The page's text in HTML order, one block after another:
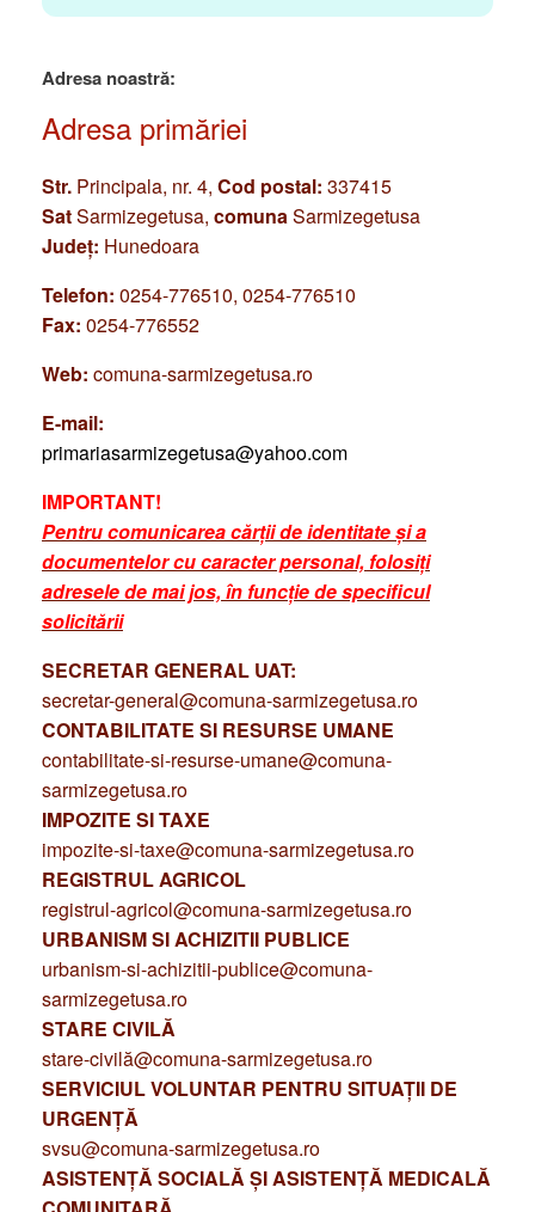
Adresa noastră:
Adresa primăriei
Str. Principala, nr. 4, Cod postal: 337415
SatSarmizegetusa, comunaSarmizegetusa
Județ: Hunedoara
Telefon: 0254-776510, 0254-776510
Fax: 0254-776552
Web: comuna-sarmizegetusa.ro
E-mail:
primariasarmizegetusa@yahoo.com
IMPORTANT!
Pentru comunicarea cărții de identitate și a
documentelor cu caracter personal, folosiți
adresele de mai jos, în funcție de specificul
solicitării
SECRETAR GENERAL UAT:
secretar-general@comuna-sarmizegetusa.ro
CONTABILITATE SI RESURSE UMANE
contabilitate-si-resurse-umane@comuna-
sarmizegetusa.ro
IMPOZITE SI TAXE
impozite-si-taxe@comuna-sarmizegetusa.ro
REGISTRUL AGRICOL
registrul-agricol@comuna-sarmizegetusa.ro
URBANISM SI ACHIZITII PUBLICE
urbanism-si-achizitii-publice@comuna-
sarmizegetusa.ro
STARE CIVILĂ
stare-civilă@comuna-sarmizegetusa.ro
SERVICIUL VOLUNTAR PENTRU SITUAȚII DE
URGENȚĂ
svsu@comuna-sarmizegetusa.ro
ASISTENȚĂ SOCIALĂ ȘI ASISTENȚĂ MEDICALĂ